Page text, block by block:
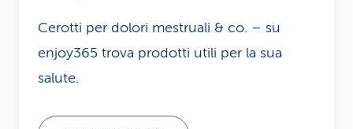
Cerotti per dolori mestruali & co. – su
enjoy365 trova prodotti utili per la sua
salute.